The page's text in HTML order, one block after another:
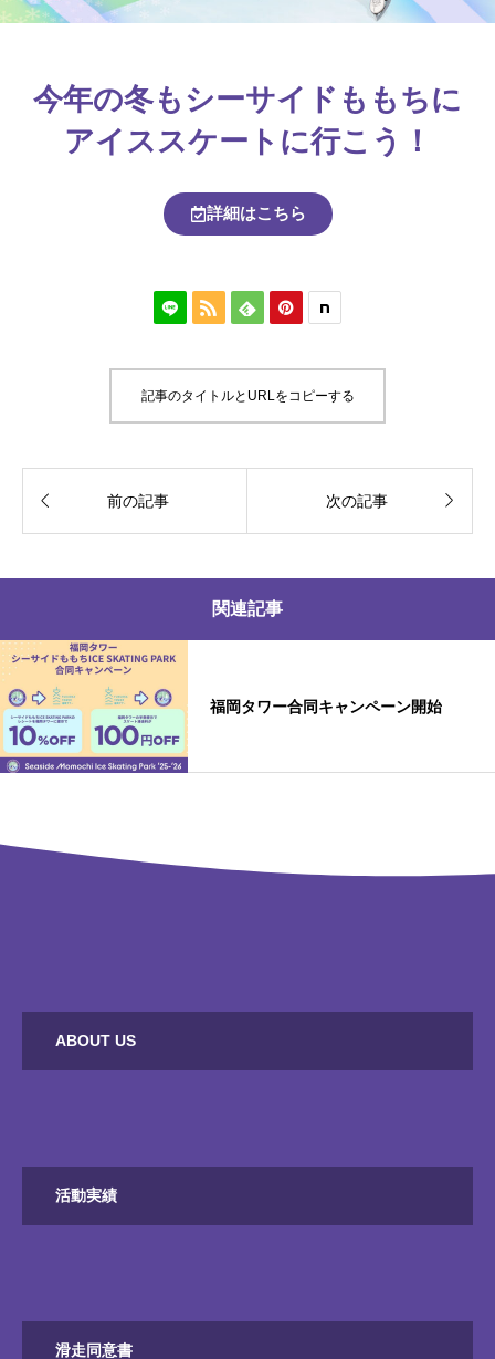
今年の冬もシーサイドももちに
アイススケートに行こう！
詳細はこちら
  
記事のタイトルとURLをコピーする
 前の記事 次の記事 
関連記事
福岡タワー合同キャンペーン開始
ABOUT US
活動実績
滑走同意書